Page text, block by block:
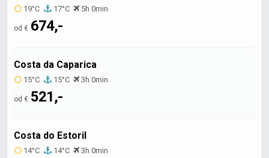
19°C 17°C 5h 0min
od € 674,-
Costa da Caparica
15°C 15°C 3h 0min
od € 521,-
Costa do Estoril
14°C 14°C 3h 0min